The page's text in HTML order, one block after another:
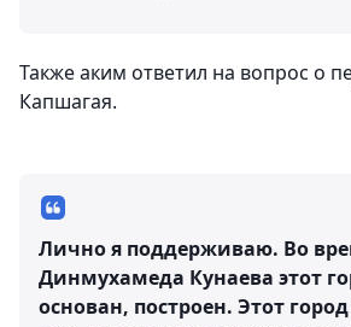
Также аким ответил на вопрос о
Капшагая.
Лично я поддерживаю. Во
Динмухамеда Кунаева этот
основан, построен. Этот